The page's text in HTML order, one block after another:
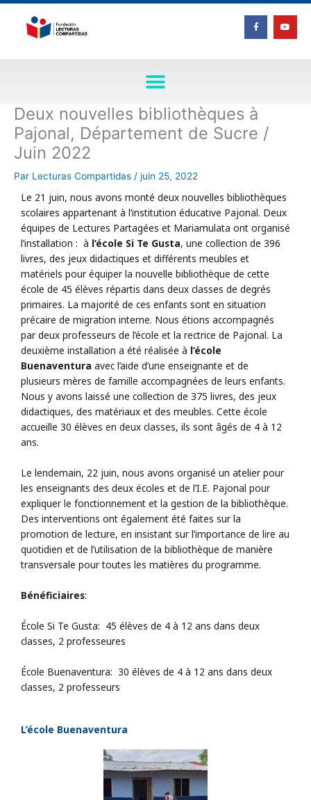
Aller
contenu
F
a
Y
o
Deux nouvelles bibliothèques à
Pajonal, Département de Sucre /
Juin 2022
Par Lecturas Compartidas / juin 25, 2022
Le 21 juin, nous avons monté deux nouvelles bibliothèques
scolaires appartenant à l’institution éducative Pajonal. Deux
équipes de Lectures Partagées et Mariamulata ont organisé
l’installation : à l’école Si Te Gusta, une collection de 396
livres, des jeux didactiques et différents meubles et
matériels pour équiper la nouvelle bibliothèque de cette
école de 45 élèves répartis dans deux classes de degrés
primaires. La majorité de ces enfants sont en situation
précaire de migration interne. Nous étions accompagnés
par deux professeurs de l’école et la rectrice de Pajonal. La
deuxième installation a été réalisée à l’école
Buenaventura avec l’aide d’une enseignante et de
plusieurs mères de famille accompagnées de leurs enfants.
Nous y avons laissé une collection de 375 livres, des jeux
didactiques, des matériaux et des meubles. Cette école
accueille 30 élèves en deux classes, ils sont âgés de 4 à 12
ans.
Le lendemain, 22 juin, nous avons organisé un atelier pour
les enseignants des deux écoles et de l’I.E. Pajonal pour
expliquer le fonctionnement et la gestion de la bibliothèque.
Des interventions ont également été faites sur la
promotion de lecture, en insistant sur l’importance de lire au
quotidien et de l’utilisation de la bibliothèque de manière
transversale pour toutes les matières du programme.
Bénéficiaires:
École Si Te Gusta: 45 élèves de 4 à 12 ans dans deux
classes, 2 professeures
École Buenaventura: 30 élèves de 4 à 12 ans dans deux
classes, 2 professeurs
L’école Buenaventura